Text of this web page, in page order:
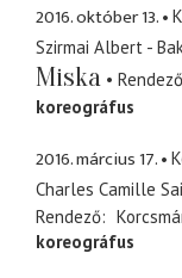
2016. október 13.
Szirmai Albert -
Miska
Rendező
koreográfus
2016. március 17.
Charles Camille
Rendező
koreográfus